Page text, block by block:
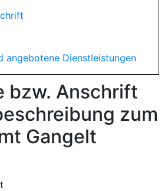
angebotene Dienstleistungen
bzw. Anschrift
zum
Gangelt